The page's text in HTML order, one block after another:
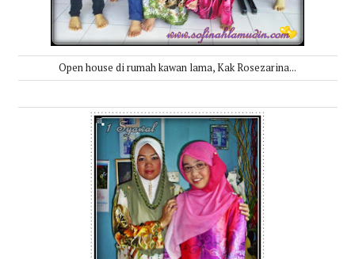
Open house di rumah kawan lama, Kak Rosezarina...